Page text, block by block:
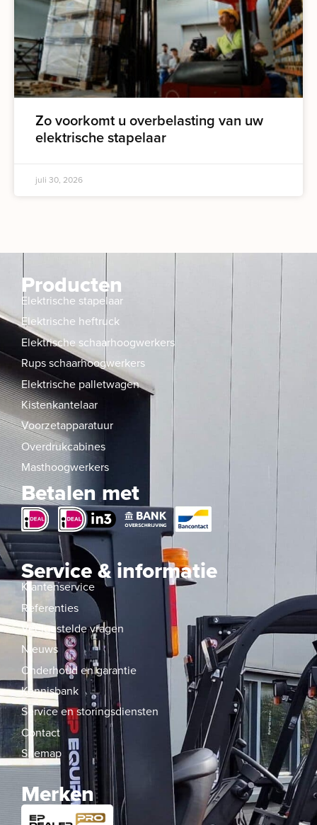
Zo voorkomt u overbelasting van uw
elektrische stapelaar
juli 30, 2026
Producten
Elektrische stapelaar
Elektrische heftruck
Elektrische schaarhoogwerkers
Rups schaarhoogwerkers
Elektrische palletwagen
Kistenkantelaar
Voorzetapparatuur
Overdrukcabines
Masthoogwerkers
Betalen met
Service & informatie
Klantenservice
Referenties
Veelgestelde vragen
Nieuws
Onderhoud en garantie
Kennisbank
Service en storingsdiensten
Contact
Sitemap
Merken